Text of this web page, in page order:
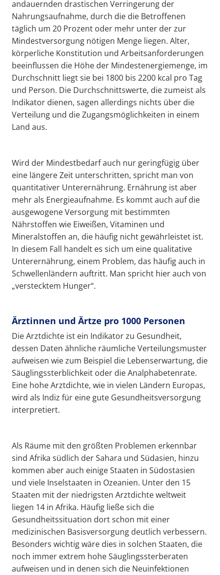
andauernden drastischen Verringerung der
Nahrungsaufnahme, durch die die Betroffenen
täglich um 20 Prozent oder mehr unter der zur
Mindestversorgung nötigen Menge liegen. Alter,
körperliche Konstitution und Arbeitsanforderungen
beeinflussen die Höhe der Mindestenergiemenge, im
Durchschnitt liegt sie bei 1800 bis 2200 kcal pro Tag
und Person. Die Durchschnittswerte, die zumeist als
Indikator dienen, sagen allerdings nichts über die
Verteilung und die Zugangsmöglichkeiten in einem
Land aus.
Wird der Mindestbedarf auch nur geringfügig über
eine längere Zeit unterschritten, spricht man von
quantitativer Unterernährung. Ernährung ist aber
mehr als Energieaufnahme. Es kommt auch auf die
ausgewogene Versorgung mit bestimmten
Nährstoffen wie Eiweißen, Vitaminen und
Mineralstoffen an, die häufig nicht gewährleistet ist.
In diesem Fall handelt es sich um eine qualitative
Unterernährung, einem Problem, das häufig auch in
Schwellenländern auftritt. Man spricht hier auch von
„verstecktem Hunger“.
Ärztinnen und Ärtze pro 1000 Personen
Die Arztdichte ist ein Indikator zu Gesundheit,
dessen Daten ähnliche räumliche Verteilungsmuster
aufweisen wie zum Beispiel die Lebenserwartung, die
Säuglingssterblichkeit oder die Analphabetenrate.
Eine hohe Arztdichte, wie in vielen Ländern Europas,
wird als Indiz für eine gute Gesundheitsversorgung
interpretiert.
Als Räume mit den größten Problemen erkennbar
sind Afrika südlich der Sahara und Südasien, hinzu
kommen aber auch einige Staaten in Südostasien
und viele Inselstaaten in Ozeanien. Unter den 15
Staaten mit der niedrigsten Arztdichte weltweit
liegen 14 in Afrika. Häufig ließe sich die
Gesundheitssituation dort schon mit einer
medizinischen Basisversorgung deutlich verbessern.
Besonders wichtig wäre dies in solchen Staaten, die
noch immer extrem hohe Säuglingssterberaten
aufweisen und in denen sich die Neuinfektionen